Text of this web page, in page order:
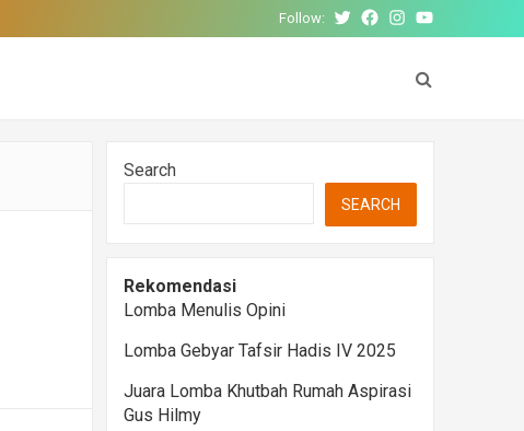
Follow: TwitterFacebook
Instagram
YouTube
Search
SEARCH
Rekomendasi
Lomba Menulis Opini
Lomba Gebyar Tafsir Hadis IV 2025
Juara Lomba Khutbah Rumah Aspirasi
Gus Hilmy